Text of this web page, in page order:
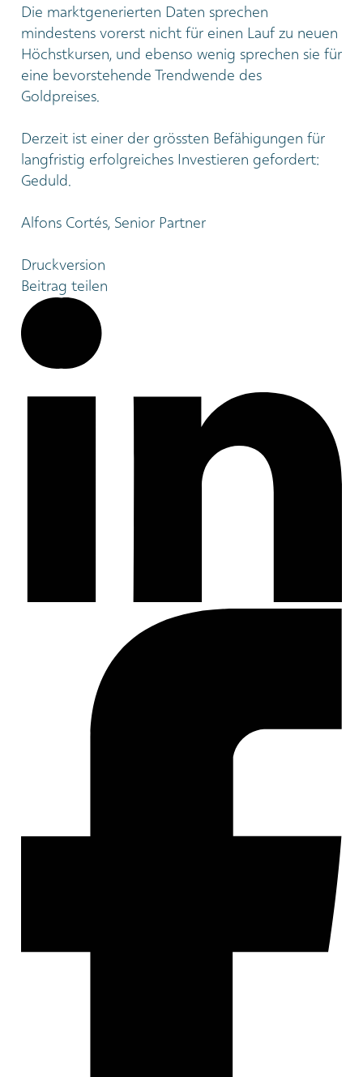
Die marktgenerierten Daten sprechen
mindestens vorerst nicht für einen Lauf zu neuen
Höchstkursen, und ebenso wenig sprechen sie für
eine bevorstehende Trendwende des
Goldpreises.
Derzeit ist einer der grössten Befähigungen für
langfristig erfolgreiches Investieren gefordert:
Geduld.
Alfons Cortés, Senior Partner
Druckversion
Beitrag teilen